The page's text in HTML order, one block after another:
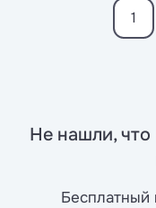
1
Не нашли, что
Бесплатный